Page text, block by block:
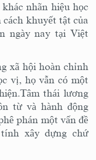
nhãn hiệu học
cách khuyết tật của
ngày nay tại Việt
xã hội hoàn chỉnh
vị, họ vẫn có một
thái lương
từ và hành động
phán một vấn đề
xây dựng chứ